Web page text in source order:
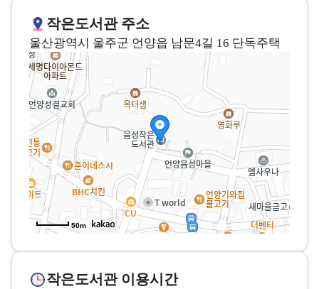
작은도서관 주소
울산광역시 울주군 언양읍 남문4길 16 단독주택
50m
작은도서관 이용시간